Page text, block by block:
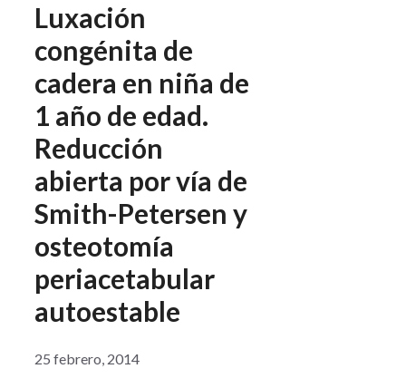
Luxación
congénita de
cadera en niña de
1 año de edad.
Reducción
abierta por vía de
Smith-Petersen y
osteotomía
periacetabular
autoestable
25 febrero, 2014